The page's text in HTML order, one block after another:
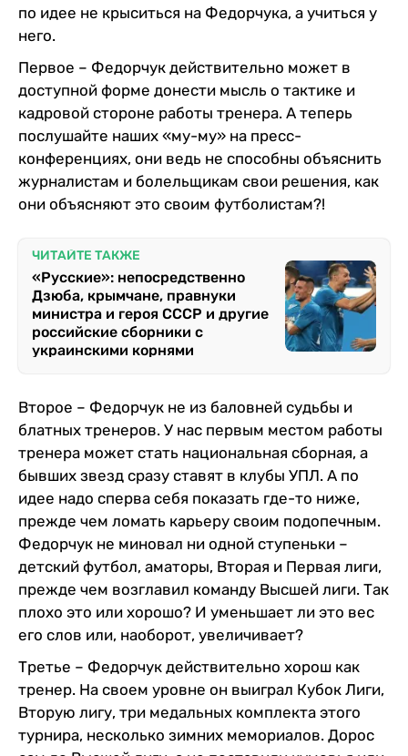
по идее не крыситься на Федорчука, а учиться у
него.
Первое – Федорчук действительно может в
доступной форме донести мысль о тактике и
кадровой стороне работы тренера. А теперь
послушайте наших «му-му» на пресс-
конференциях, они ведь не способны объяснить
журналистам и болельщикам свои решения, как
они объясняют это своим футболистам?!
ЧИТАЙТЕ ТАКЖЕ
«Русские»: непосредственно
Дзюба, крымчане, правнуки
министра и героя СССР и другие
российские сборники с
украинскими корнями
Второе – Федорчук не из баловней судьбы и
блатных тренеров. У нас первым местом работы
тренера может стать национальная сборная, а
бывших звезд сразу ставят в клубы УПЛ. А по
идее надо сперва себя показать где-то ниже,
прежде чем ломать карьеру своим подопечным.
Федорчук не миновал ни одной ступеньки –
детский футбол, аматоры, Вторая и Первая лиги,
прежде чем возглавил команду Высшей лиги. Так
плохо это или хорошо? И уменьшает ли это вес
его слов или, наоборот, увеличивает?
Третье – Федорчук действительно хорош как
тренер. На своем уровне он выиграл Кубок Лиги,
Вторую лигу, три медальных комплекта этого
турнира, несколько зимних мемориалов. Дорос